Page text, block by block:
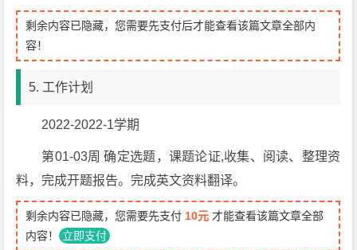
剩余内容已隐藏，您需要先支付后才能查看该篇文章全部内
容！
5. 工作计划
2022-2022-1学期
第01-03周 确定选题，课题论证,收集、阅读、整理资
料，完成开题报告。完成英文资料翻译。
剩余内容已隐藏，您需要先支付 10元 才能查看该篇文章全部
内容！ 立即支付